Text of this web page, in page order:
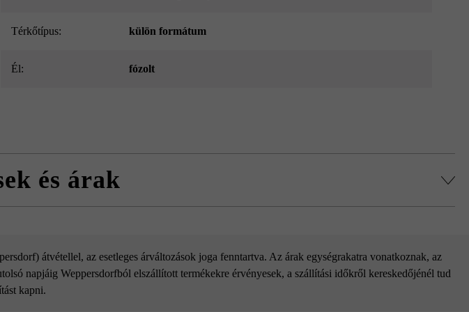
Térkőtípus: külön formátum
él: fózolt
és árak
átvétellel, az esetleges árváltozások joga fenntartva. Az árak egységrakatra vonatkoznak, az
napjáig Weppersdorfból elszállított termékekre érvényesek, a szállítási időkről kereskedőjénél tud
kapni.